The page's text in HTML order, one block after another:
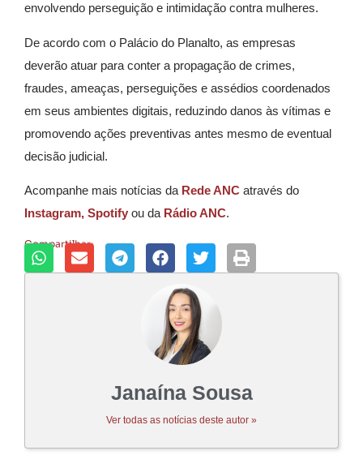
envolvendo perseguição e intimidação contra mulheres.
De acordo com o Palácio do Planalto, as empresas
deverão atuar para conter a propagação de crimes,
fraudes, ameaças, perseguições e assédios coordenados
em seus ambientes digitais, reduzindo danos às vítimas e
promovendo ações preventivas antes mesmo de eventual
decisão judicial.
Acompanhe mais notícias da Rede ANC através do
Instagram, Spotify ou da Rádio ANC.
Compartilhar:
Janaína Sousa
Ver todas as notícias deste autor »